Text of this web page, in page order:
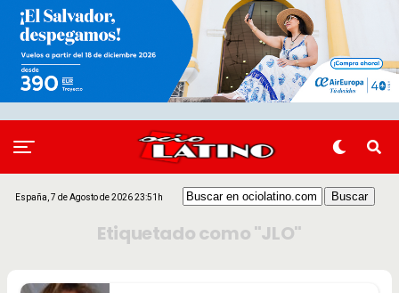
España, 7 de Agosto de 2026 23:51h
Etiquetado como "JLO"